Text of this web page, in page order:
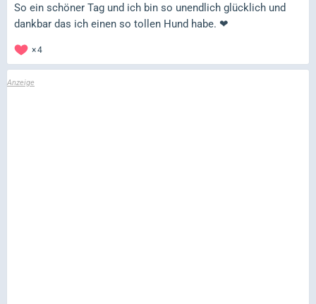
So ein schöner Tag und ich bin so unendlich glücklich und
dankbar das ich einen so tollen Hund habe. ❤
4